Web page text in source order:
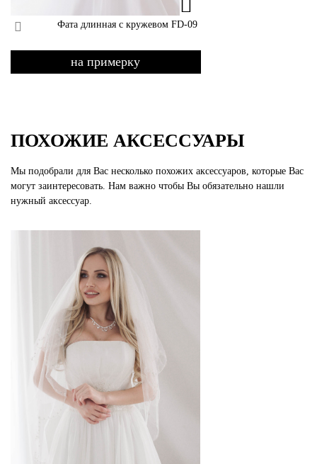
Фата длинная с кружевом FD-09
на примерку
ПОХОЖИЕ АКСЕССУАРЫ
Мы подобрали для Вас несколько похожих аксессуаров, которые Вас
могут заинтересовать. Нам важно чтобы Вы обязательно нашли
нужный аксессуар.